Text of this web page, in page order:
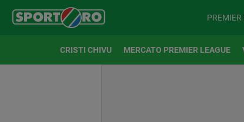
CRISTI CHIVU MERCATO PREMIER LEAGUE